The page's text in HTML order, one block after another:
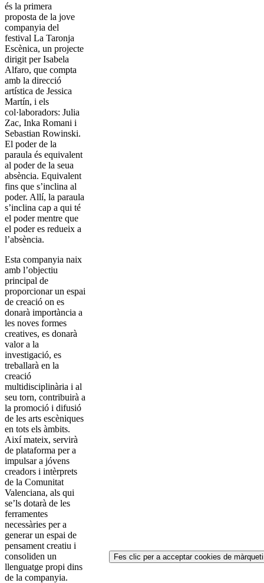
és la primera
proposta de la jove
companyia del
festival La Taronja
Escènica, un projecte
dirigit per Isabela
Alfaro, que compta
amb la direcció
artística de Jessica
Martín, i els
col·laboradors: Julia
Zac, Inka Romani i
Sebastian Rowinski.
El poder de la
paraula és equivalent
al poder de la seua
absència. Equivalent
fins que s’inclina al
poder. Allí, la paraula
s’inclina cap a qui té
el poder mentre que
el poder es redueix a
l’absència.
Esta companyia naix
amb l’objectiu
principal de
proporcionar un espai
de creació on es
donarà importància a
les noves formes
creatives, es donarà
valor a la
investigació, es
treballarà en la
creació
multidisciplinària i al
seu torn, contribuirà a
la promoció i difusió
de les arts escèniques
en tots els àmbits.
Així mateix, servirà
de plataforma per a
impulsar a jóvens
creadors i intèrprets
de la Comunitat
Valenciana, als qui
se’ls dotarà de les
ferramentes
necessàries per a
generar un espai de
pensament creatiu i
consoliden un
llenguatge propi dins
de la companyia.
Fes clic per a acceptar cookies de